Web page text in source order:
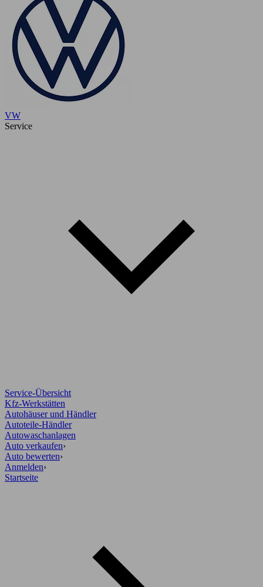
VW
Service
Service-Übersicht
Kfz-Werkstätten
Autohäuser und Händler
Autoteile-Händler
Autowaschanlagen
Auto verkaufen›
Auto bewerten›
Anmelden›
Startseite